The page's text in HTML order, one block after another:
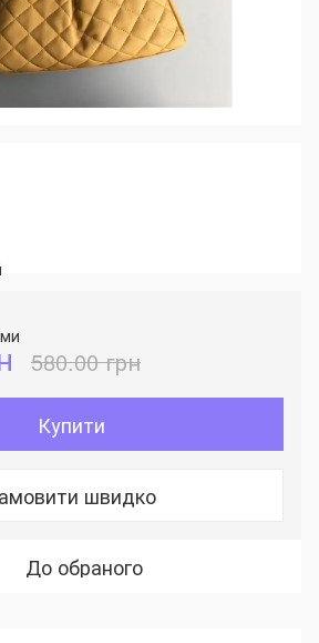
580.00 грн
Купити
швидко
До обраного